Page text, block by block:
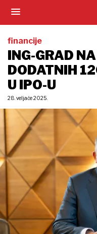
financije
ING-GRAD
DODATNIH
U IPO-U
28. veljače 2025.